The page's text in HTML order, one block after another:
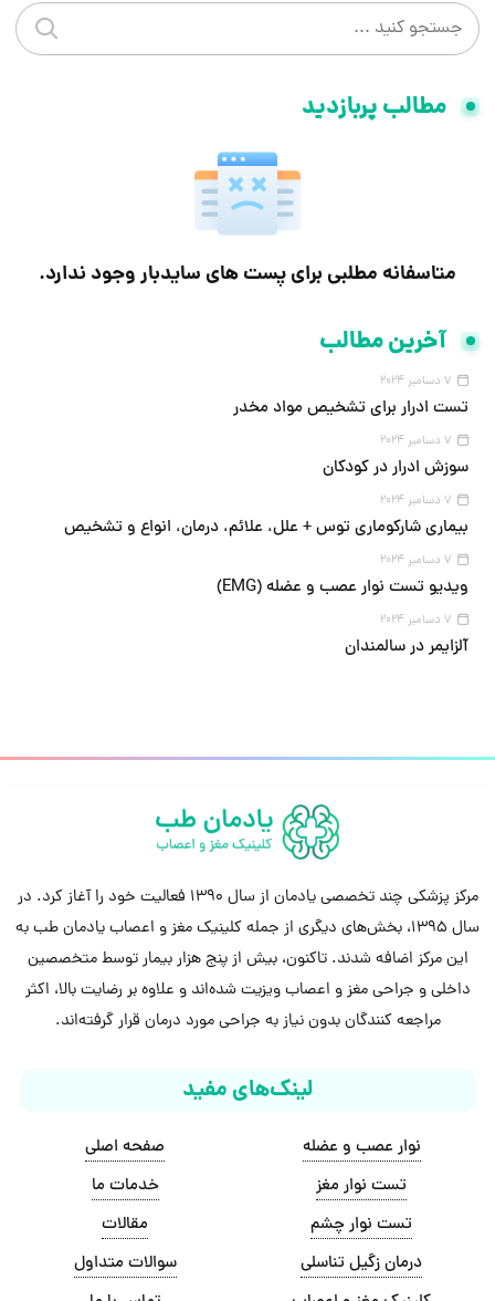
جستجو در سایت
مطالب پربازدید
متاسفانه مطلبی برای پست های سایدبار وجود ندارد.
آخرین مطالب
7 دسامبر 2024
تست ادرار برای تشخیص مواد مخدر
7 دسامبر 2024
سوزش ادرار در کودکان
7 دسامبر 2024
بیماری شارکوماری توس + علل، علائم، درمان، انواع و تشخیص
7 دسامبر 2024
ویدیو تست نوار عصب و عضله (EMG)
7 دسامبر 2024
آلزایمر در سالمندان
مرکز پزشکی چند تخصصی یادمان از سال 1390 فعالیت خود را آغاز کرد. در
سال 1395، بخش‌های دیگری از جمله کلینیک مغز و اعصاب یادمان طب به
این مرکز اضافه شدند. تاکنون، بیش از پنج هزار بیمار توسط متخصصین
داخلی و جراحی مغز و اعصاب ویزیت شده‌اند و علاوه بر رضایت بالا، اکثر
مراجعه کنندگان بدون نیاز به جراحی مورد درمان قرار گرفته‌اند.
لینک‌های مفید
نوار عصب و عضله
تست نوار مغز
تست نوار چشم
درمان زگیل تناسلی
صفحه اصلی
خدمات ما
مقالات
سوالات متداول